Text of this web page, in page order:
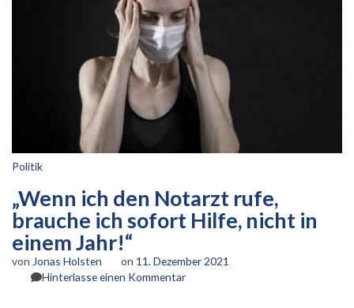
Politik
„Wenn ich den Notarzt rufe,
brauche ich sofort Hilfe, nicht in
einem Jahr!“
von Jonas Holsten on 11. Dezember 2021
Hinterlasse einen Kommentarzu